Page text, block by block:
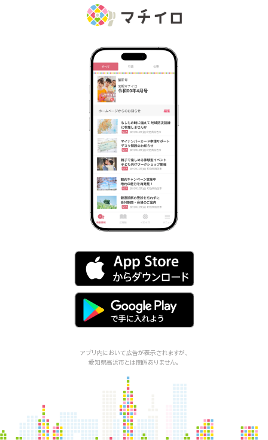
アプリ内において広告が表示されますが、
愛知県高浜市とは関係ありません。